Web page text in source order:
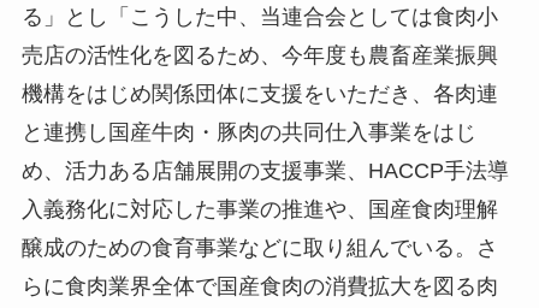
る」とし「こうした中、当連合会としては食肉小
売店の活性化を図るため、今年度も農畜産業振興
機構をはじめ関係団体に支援をいただき、各肉連
と連携し国産牛肉・豚肉の共同仕入事業をはじ
め、活力ある店舗展開の支援事業、HACCP手法導
入義務化に対応した事業の推進や、国産食肉理解
醸成のための食育事業などに取り組んでいる。さ
らに食肉業界全体で国産食肉の消費拡大を図る肉